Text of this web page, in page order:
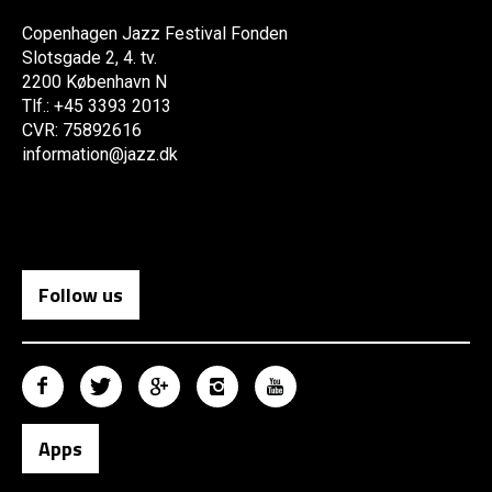
Copenhagen Jazz Festival Fonden
Slotsgade 2, 4. tv.
2200 København N
Tlf.: +45 3393 2013
CVR: 75892616
information@jazz.dk
Follow us
Apps